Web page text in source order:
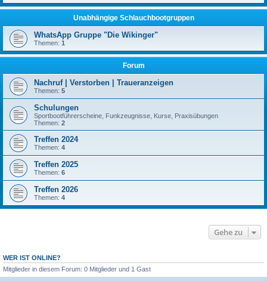
Unabhängige Schlauchbootgruppen
WhatsApp Gruppe "Die Wikinger"
Themen: 1
Forum
Nachruf | Verstorben | Traueranzeigen
Themen: 5
Schulungen
Sportbootführerscheine, Funkzeugnisse, Kurse, Praxisübungen
Themen: 2
Treffen 2024
Themen: 4
Treffen 2025
Themen: 6
Treffen 2026
Themen: 4
Gehe zu
WER IST ONLINE?
Mitglieder in diesem Forum: 0 Mitglieder und 1 Gast